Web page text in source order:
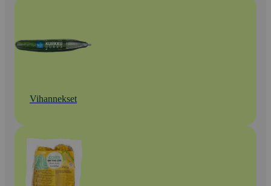
Vihannekset